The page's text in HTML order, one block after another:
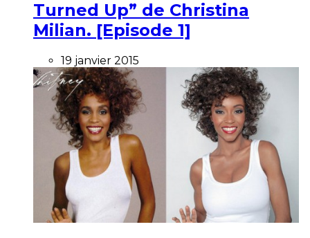
Turned Up” de Christina
Milian. [Episode 1]
19 janvier 2015